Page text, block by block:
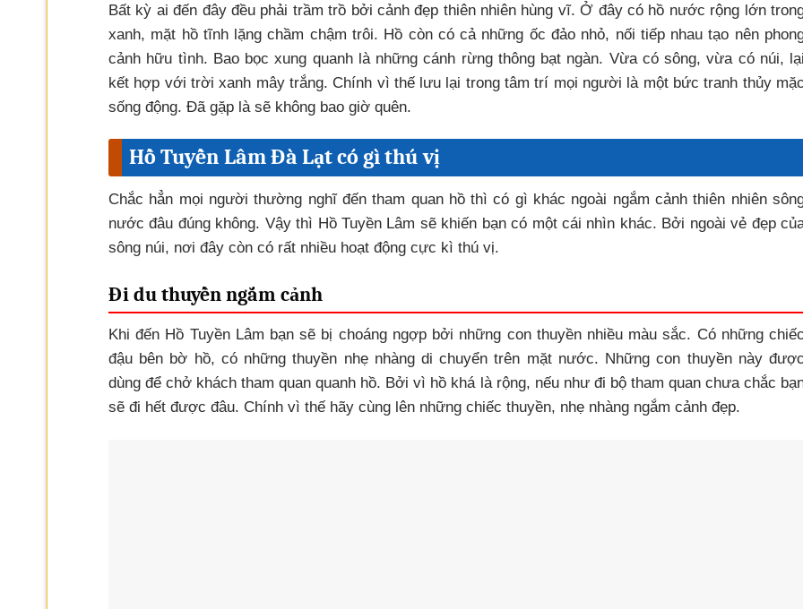
Bất kỳ ai đến đây đều phải trầm trồ bởi cảnh đẹp thiên nhiên hùng vĩ. Ở đây có hồ nước rộng lớn
xanh, mặt hồ tĩnh lặng chầm chậm trôi. Hồ còn có cả những ốc đảo nhỏ, nối tiếp nhau tạo nên
cảnh hữu tình. Bao bọc xung quanh là những cánh rừng thông bạt ngàn. Vừa có sông, vừa có núi, lại
kết hợp với trời xanh mây trắng. Chính vì thế lưu lại trong tâm trí mọi người là một bức tranh thủy mặc
sống động. Đã gặp là sẽ không bao giờ quên.
Hồ Tuyền Lâm Đà Lạt có gì thú vị
Chắc hẳn mọi người thường nghĩ đến tham quan hồ thì có gì khác ngoài ngắm cảnh thiên nhiên
nước đâu đúng không. Vậy thì Hồ Tuyền Lâm sẽ khiến bạn có một cái nhìn khác. Bởi ngoài vẻ đẹp
sông núi, nơi đây còn có rất nhiều hoạt động cực kì thú vị.
Đi du thuyền ngắm cảnh
Khi đến Hồ Tuyền Lâm bạn sẽ bị choáng ngợp bởi những con thuyền nhiều màu sắc. Có những chiếc
đậu bên bờ hồ, có những thuyền nhẹ nhàng di chuyển trên mặt nước. Những con thuyền này được
dùng để chở khách tham quan quanh hồ. Bởi vì hồ khá là rộng, nếu như đi bộ tham quan chưa chắc
sẽ đi hết được đâu. Chính vì thế hãy cùng lên những chiếc thuyền, nhẹ nhàng ngắm cảnh đẹp.